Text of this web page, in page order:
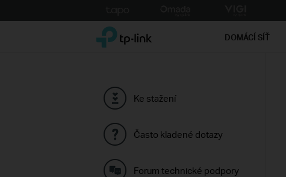
to
TP-Link, Reliably Smart DOMÁCÍ SÍŤ
Ke stažení
Často kladené dotazy
Forum technické podpory